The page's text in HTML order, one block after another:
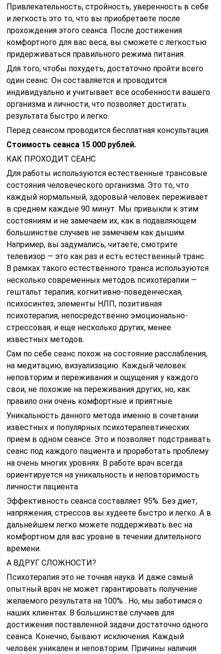
Привлекательность, стройность, уверенность в себе
и легкость это то, что вы приобретаете после
прохождения этого сеанса. После достижения
комфортного для вас веса, вы сможете с легкостью
придерживаться правильного режима питания.
Для того, чтобы похудеть, достаточно пройти всего
один сеанс. Он составляется и проводится
индивидуально и учитывает все особенности вашего
организма и личности, что позволяет достигать
результата быстро и легко.
Перед сеансом проводится бесплатная консультация.
Стоимость сеанса 15 000 рублей.
КАК ПРОХОДИТ СЕАНС
Для работы используются естественные трансовые
состояния человеческого организма. Это то, что
каждый нормальный, здоровый человек переживает
в среднем каждые 90 минут. Мы привыкли к этим
состояниям и не замечаем их, как в подавляющем
большинстве случаев не замечаем как дышим.
Например, вы задумались, читаете, смотрите
телевизор — это как раз и есть естественный транс.
В рамках такого естественного транса используются
несколько современных методов психотерапии —
гештальт терапия, когнитивно-поведенческая,
психосинтез, элементы НЛП, позитивная
психотерапия, непосредственно эмоционально-
стрессовая, и еще несколько других, менее
известных методов.
Сам по себе сеанс похож на состояние расслабления,
на медитацию, визуализацию. Каждый человек
неповторим и переживания и ощущения у каждого
свои, не похожие на переживания других, но, как
правило они очень комфортные и приятные.
Уникальность данного метода именно в сочетании
известных и популярных психотерапевтических
прием в одном сеансе. Это и позволяет подстраивать
сеанс под каждого пациента и проработать проблему
на очень многих уровнях. В работе врач всегда
ориентируется на уникальность и неповторимость
личности пациента.
Эффективность сеанса составляет 95%. Без диет,
напряжения, стрессов вы худеете быстро и легко. А в
дальнейшем легко можете поддерживать вес на
комфортном для вас уровне в течении длительного
времени.
А ВДРУГ СЛОЖНОСТИ?
Психотерапия это не точная наука. И даже самый
опытный врач не может гарантировать получение
желаемого результата на 100% . Но, мы заботимся о
наших клиентах. В большинстве случаев для
достижения поставленной задачи достаточно одного
сеанса. Конечно, бывают исключения. Каждый
человек уникален и неповторим. Причины наличия